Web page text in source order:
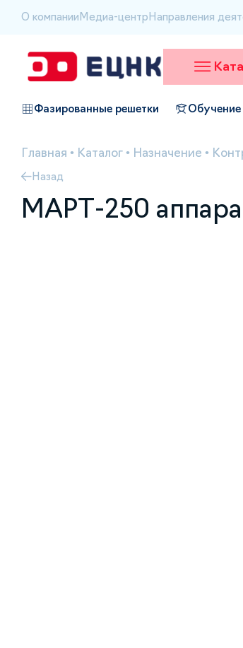
О компании Медиа-центр Направления
Фазированные решетки
Главная • Каталог • Назначение •
Назад
МАРТ-250